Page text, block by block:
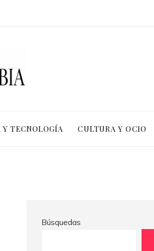
TECNOLOGÍA CULTURA Y OCIO
Búsquedas